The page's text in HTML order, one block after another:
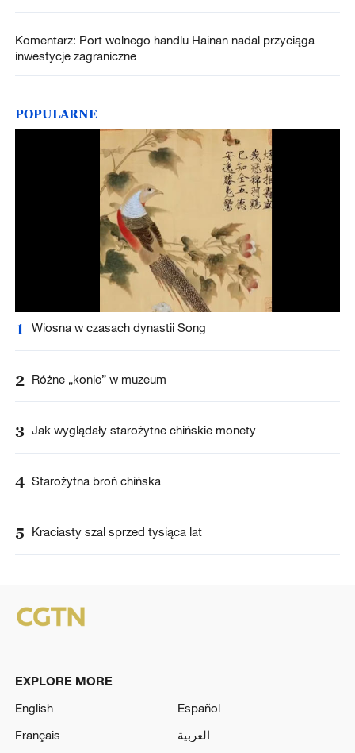
Komentarz: Port wolnego handlu Hainan nadal przyciąga
inwestycje zagraniczne
POPULARNE
1 Wiosna w czasach dynastii Song
2 Różne „konie” w muzeum
3 Jak wyglądały starożytne chińskie monety
4 Starożytna broń chińska
5 Kraciasty szal sprzed tysiąca lat
EXPLORE MORE
English
Español
Français
العربية